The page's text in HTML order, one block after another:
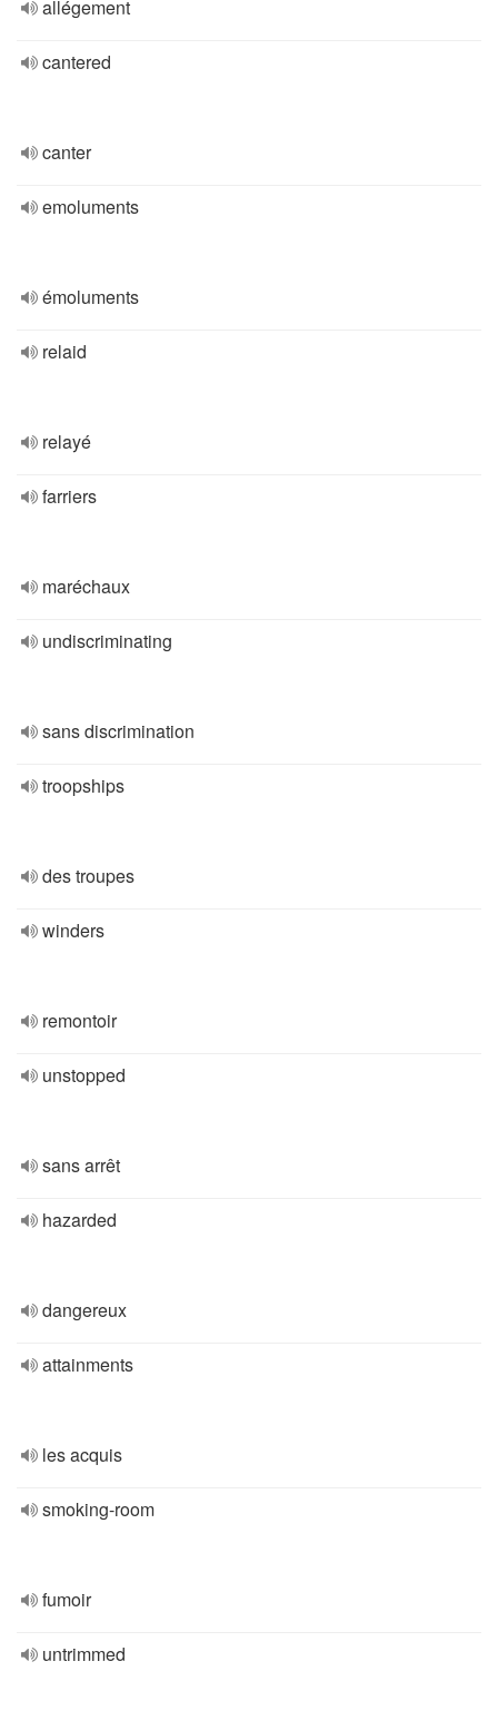
allégement
cantered
canter
emoluments
émoluments
relaid
relayé
farriers
maréchaux
undiscriminating
sans discrimination
troopships
des troupes
winders
remontoir
unstopped
sans arrêt
hazarded
dangereux
attainments
les acquis
smoking-room
fumoir
untrimmed